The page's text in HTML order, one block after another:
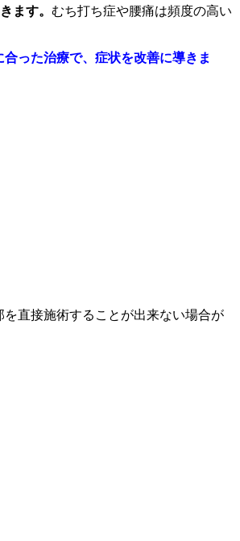
ます。 むち打ち症や腰痛は頻度の高い
った治療で、症状を改善に導きま
直接施術することが出来ない場合が